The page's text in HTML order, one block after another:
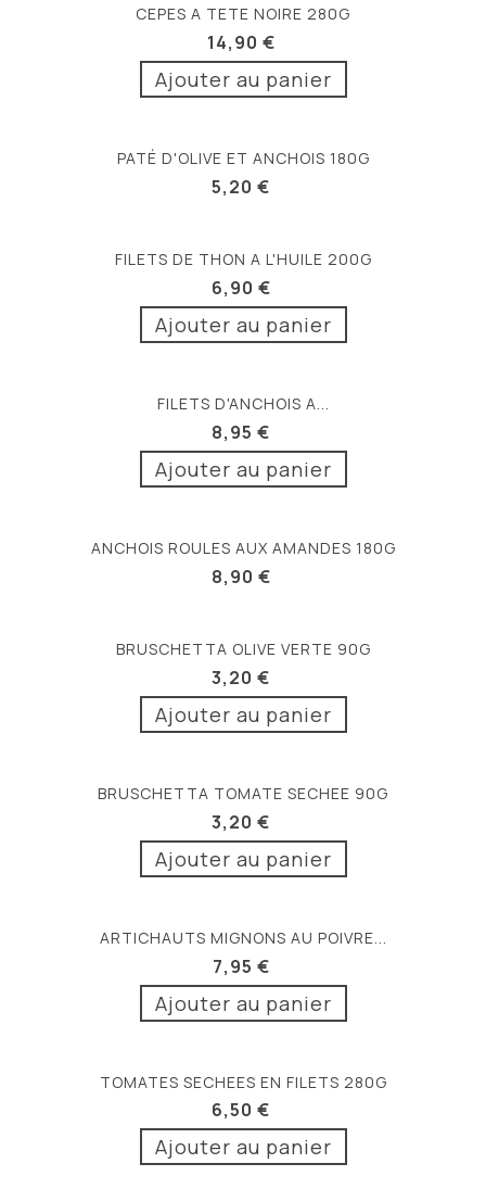
CEPES A TETE NOIRE 280G
14,90 €
Ajouter au panier
PATÉ D'OLIVE ET ANCHOIS 180G
5,20 €
FILETS DE THON A L'HUILE 200G
6,90 €
Ajouter au panier
FILETS D'ANCHOIS A...
8,95 €
Ajouter au panier
ANCHOIS ROULES AUX AMANDES 180G
8,90 €
BRUSCHETTA OLIVE VERTE 90G
3,20 €
Ajouter au panier
BRUSCHETTA TOMATE SECHEE 90G
3,20 €
Ajouter au panier
ARTICHAUTS MIGNONS AU POIVRE...
7,95 €
Ajouter au panier
TOMATES SECHEES EN FILETS 280G
6,50 €
Ajouter au panier